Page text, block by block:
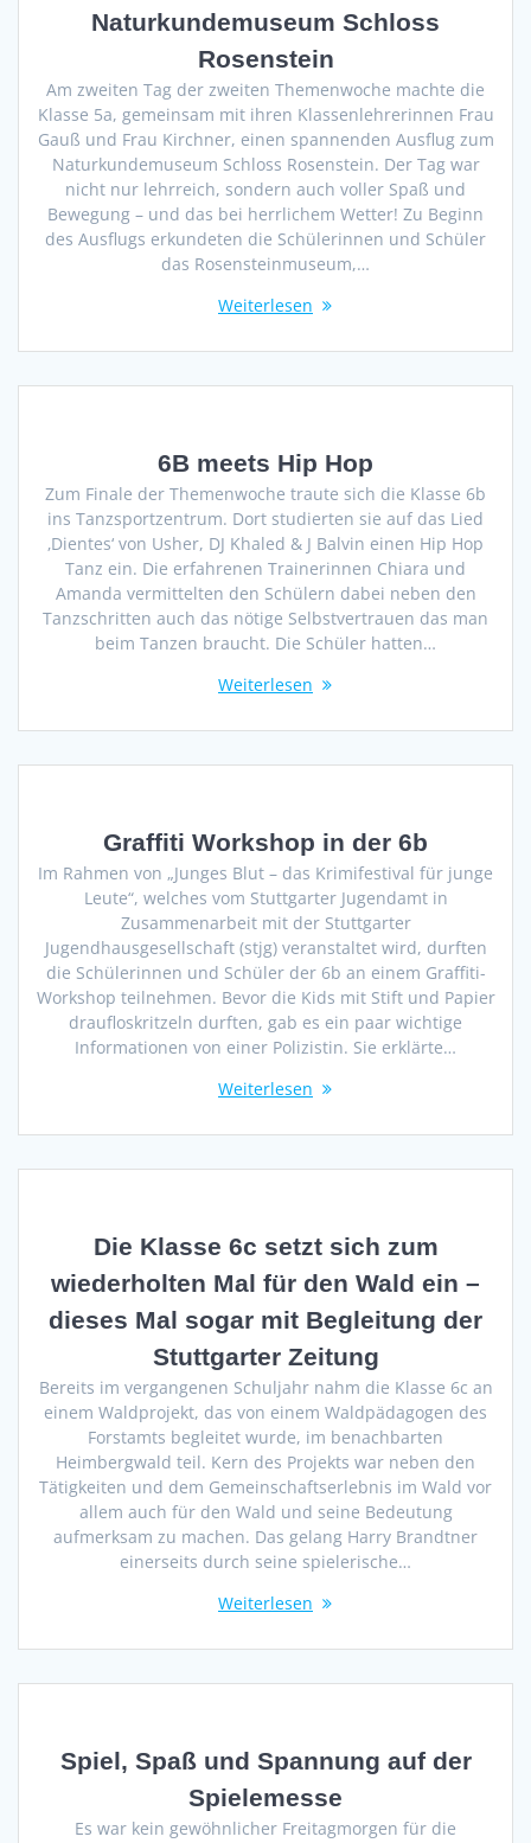
Naturkundemuseum Schloss
Rosenstein
Am zweiten Tag der zweiten Themenwoche machte die
Klasse 5a, gemeinsam mit ihren Klassenlehrerinnen Frau
Gauß und Frau Kirchner, einen spannenden Ausflug zum
Naturkundemuseum Schloss Rosenstein. Der Tag war
nicht nur lehrreich, sondern auch voller Spaß und
Bewegung – und das bei herrlichem Wetter! Zu Beginn
des Ausflugs erkundeten die Schülerinnen und Schüler
das Rosensteinmuseum,…
Weiterlesen
6B meets Hip Hop
Zum Finale der Themenwoche traute sich die Klasse 6b
ins Tanzsportzentrum. Dort studierten sie auf das Lied
‚Dientes‘ von Usher, DJ Khaled & J Balvin einen Hip Hop
Tanz ein. Die erfahrenen Trainerinnen Chiara und
Amanda vermittelten den Schülern dabei neben den
Tanzschritten auch das nötige Selbstvertrauen das man
beim Tanzen braucht. Die Schüler hatten…
Weiterlesen
Graffiti Workshop in der 6b
Im Rahmen von „Junges Blut – das Krimifestival für junge
Leute“, welches vom Stuttgarter Jugendamt in
Zusammenarbeit mit der Stuttgarter
Jugendhausgesellschaft (stjg) veranstaltet wird, durften
die Schülerinnen und Schüler der 6b an einem Graffiti-
Workshop teilnehmen. Bevor die Kids mit Stift und Papier
draufloskritzeln durften, gab es ein paar wichtige
Informationen von einer Polizistin. Sie erklärte…
Weiterlesen
Die Klasse 6c setzt sich zum
wiederholten Mal für den Wald ein –
dieses Mal sogar mit Begleitung der
Stuttgarter Zeitung
Bereits im vergangenen Schuljahr nahm die Klasse 6c an
einem Waldprojekt, das von einem Waldpädagogen des
Forstamts begleitet wurde, im benachbarten
Heimbergwald teil. Kern des Projekts war neben den
Tätigkeiten und dem Gemeinschaftserlebnis im Wald vor
allem auch für den Wald und seine Bedeutung
aufmerksam zu machen. Das gelang Harry Brandtner
einerseits durch seine spielerische…
Weiterlesen
Spiel, Spaß und Spannung auf der
Spielemesse
Es war kein gewöhnlicher Freitagmorgen für die